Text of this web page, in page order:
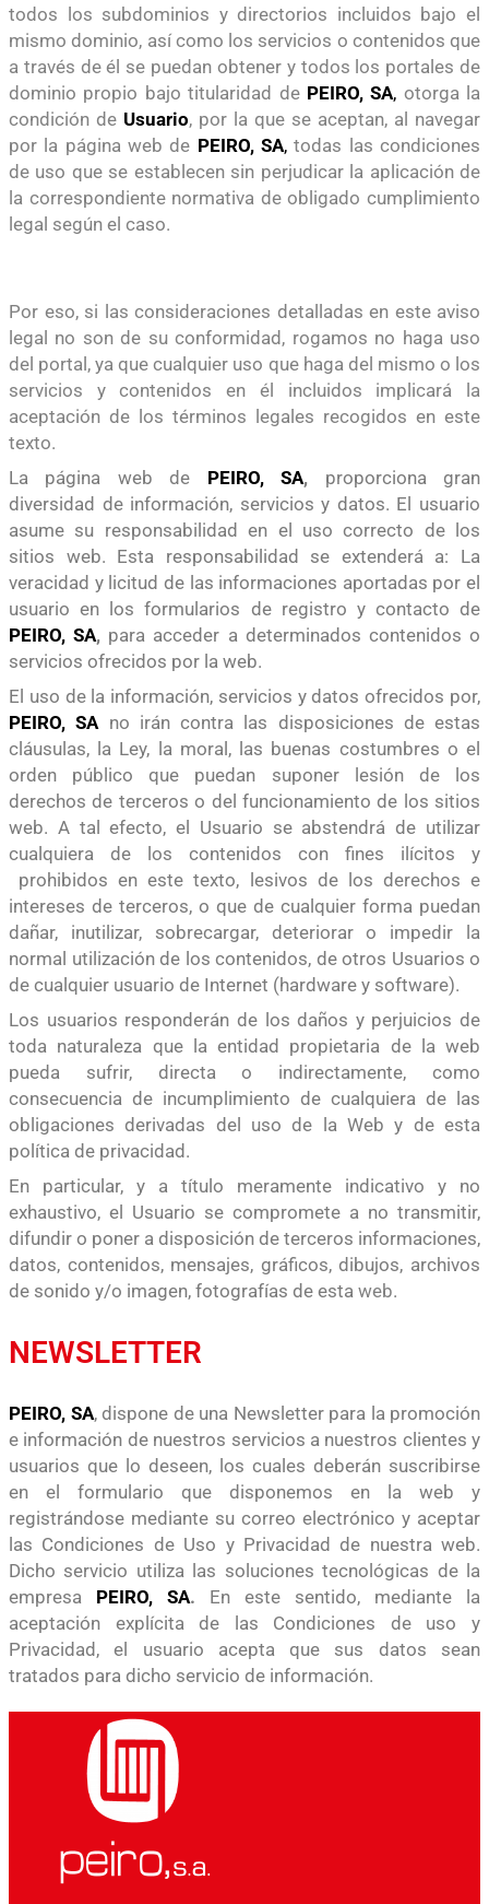
todos los subdominios y directorios incluidos bajo el
mismo dominio, así como los servicios o contenidos que
a través de él se puedan obtener y todos los portales de
dominio propio bajo titularidad de PEIRO, SA, otorga la
condición de Usuario, por la que se aceptan, al navegar
por la página web de PEIRO, SA,todas las condiciones
de uso que se establecen sin perjudicar la aplicación de
la correspondiente normativa de obligado cumplimiento
legal según el caso.
Por eso, si las consideraciones detalladas en este aviso
legal no son de su conformidad, rogamos no haga uso
del portal, ya que cualquier uso que haga del mismo o los
servicios y contenidos en él incluidos implicará la
aceptación de los términos legales recogidos en este
texto.
La página web de PEIRO, SA, proporciona gran
diversidad de información, servicios y datos. El usuario
asume su responsabilidad en el uso correcto de los
sitios web. Esta responsabilidad se extenderá a: La
veracidad y licitud de las informaciones aportadas por el
usuario en los formularios de registro y contacto de
PEIRO, SA, para acceder a determinados contenidos o
servicios ofrecidos por la web.
El uso de la información, servicios y datos ofrecidos por,
PEIRO, SA no irán contra las disposiciones de estas
cláusulas, la Ley, la moral, las buenas costumbres o el
orden público que puedan suponer lesión de los
derechos de terceros o del funcionamiento de los sitios
web. A tal efecto, el Usuario se abstendrá de utilizar
cualquiera de los contenidos con fines ilícitos y
prohibidos en este texto, lesivos de los derechos e
intereses de terceros, o que de cualquier forma puedan
dañar, inutilizar, sobrecargar, deteriorar o impedir la
normal utilización de los contenidos, de otros Usuarios o
de cualquier usuario de Internet (hardware y software).
Los usuarios responderán de los daños y perjuicios de
toda naturaleza que la entidad propietaria de la web
pueda sufrir, directa o indirectamente, como
consecuencia de incumplimiento de cualquiera de las
obligaciones derivadas del uso de la Web y de esta
política de privacidad.
En particular, y a título meramente indicativo y no
exhaustivo, el Usuario se compromete a no transmitir,
difundir o poner a disposición de terceros informaciones,
datos, contenidos, mensajes, gráficos, dibujos, archivos
de sonido y/o imagen, fotografías de esta web.
NEWSLETTER
PEIRO, SA, dispone de una Newsletter para la promoción
e información de nuestros servicios a nuestros clientes y
usuarios que lo deseen, los cuales deberán suscribirse
en el formulario que disponemos en la web y
registrándose mediante su correo electrónico y aceptar
las Condiciones de Uso y Privacidad de nuestra web.
Dicho servicio utiliza las soluciones tecnológicas de la
empresa PEIRO, SA. En este sentido, mediante la
aceptación explícita de las Condiciones de uso y
Privacidad, el usuario acepta que sus datos sean
tratados para dicho servicio de información.